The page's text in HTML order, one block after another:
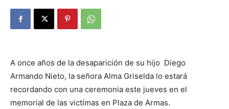
A once años de la desaparición de su hijo Diego
Armando Nieto, la señora Alma Griselda lo estará
recordando con una ceremonia este jueves en el
memorial de las victímas en Plaza de Armas.